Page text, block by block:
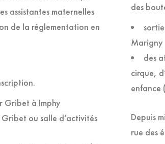
assistantes maternelles
de la réglementation en
Gribet à Imphy
ou salle d’activités
des
Marigny
des
cirque,
enfance
Depuis
rue des